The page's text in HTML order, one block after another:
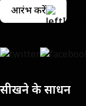
आरंभ करें
सीखने के साधन